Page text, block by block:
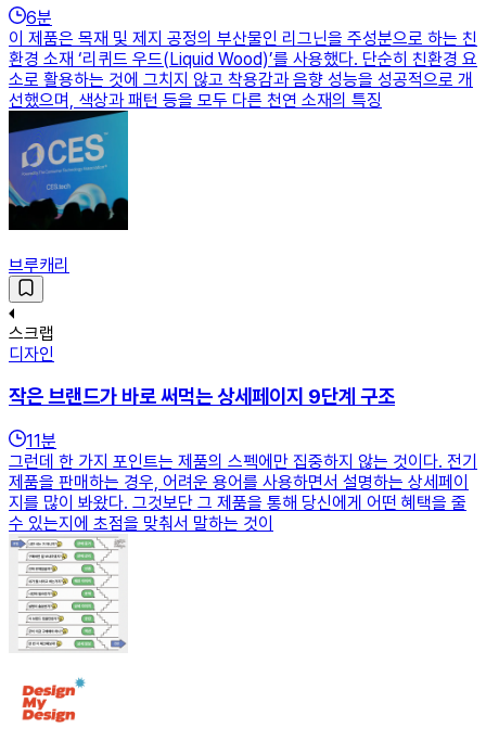
6분
이 제품은 목재 및 제지 공정의 부산물인 리그닌을 주성분으로 하는 친
환경 소재 ‘리퀴드 우드(Liquid Wood)’를 사용했다. 단순히 친환경 요
소로 활용하는 것에 그치지 않고 착용감과 음향 성능을 성공적으로 개
선했으며, 색상과 패턴 등을 모두 다른 천연 소재의 특징
브루캐리
스크랩
디자인
작은 브랜드가 바로 써먹는 상세페이지 9단계 구조
11분
그런데 한 가지 포인트는 제품의 스펙에만 집중하지 않는 것이다. 전기
제품을 판매하는 경우, 어려운 용어를 사용하면서 설명하는 상세페이
지를 많이 봐왔다. 그것보단 그 제품을 통해 당신에게 어떤 혜택을 줄
수 있는지에 초점을 맞춰서 말하는 것이